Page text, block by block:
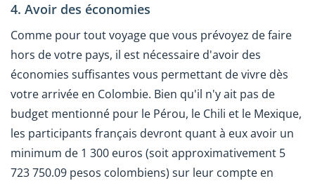
4. Avoir des économies
Comme pour tout voyage que vous prévoyez de faire
hors de votre pays, il est nécessaire d'avoir des
économies suffisantes vous permettant de vivre dès
votre arrivée en Colombie. Bien qu'il n'y ait pas de
budget mentionné pour le Pérou, le Chili et le Mexique,
les participants français devront quant à eux avoir un
minimum de 1 300 euros (soit approximativement 5
723 750.09 pesos colombiens) sur leur compte en